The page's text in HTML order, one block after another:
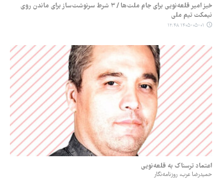
خیز امیر قلعه‌نویی برای جام ملت‌ها / ۳ شرط سرنوشت‌ساز برای ماندن روی
نیمکت تیم ملی
۱۴۰۵-۰۵-۰۱ ۱۲:۴۸
اعتماد ترسناک به قلعه‌نویی
حمیدرضا عرب، روزنامه‌نگار